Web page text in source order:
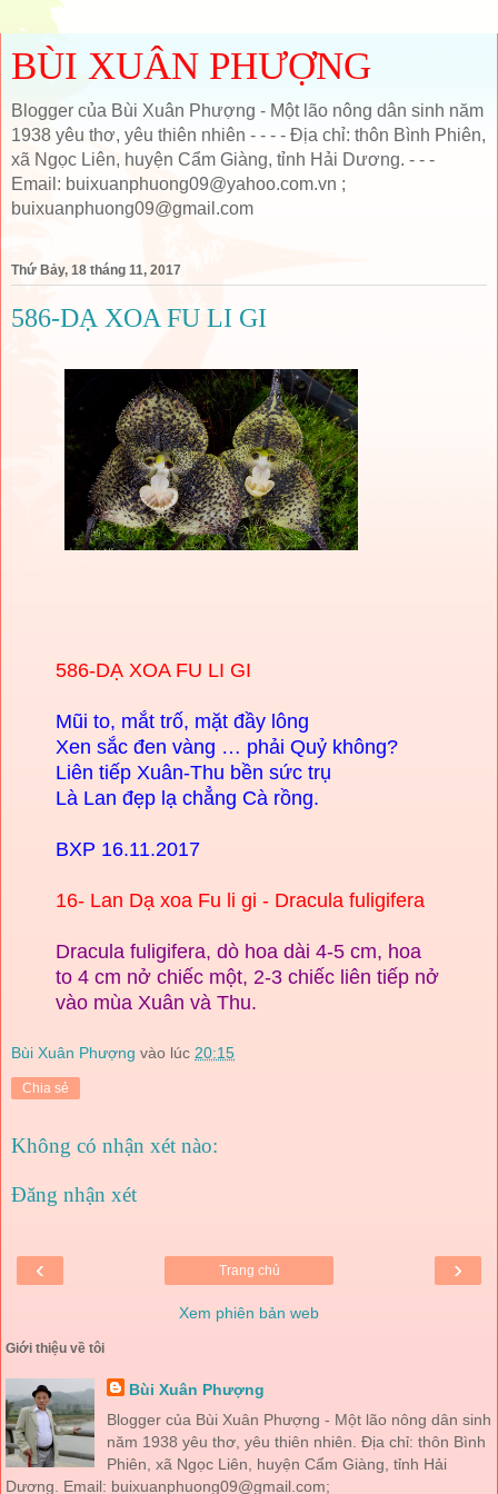
BÙI XUÂN PHƯỢNG
Blogger của Bùi Xuân Phượng - Một lão nông dân sinh năm
1938 yêu thơ, yêu thiên nhiên - - - - Địa chỉ: thôn Bình Phiên,
xã Ngọc Liên, huyện Cẩm Giàng, tỉnh Hải Dương. - - -
Email: buixuanphuong09@yahoo.com.vn ;
buixuanphuong09@gmail.com
Thứ Bảy, 18 tháng 11, 2017
586-DẠ XOA FU LI GI
586-DẠ XOA FU LI GI
Mũi to, mắt trố, mặt đầy lông
Xen sắc đen vàng … phải Quỷ không?
Liên tiếp Xuân-Thu bền sức trụ
Là Lan đẹp lạ chẳng Cà rồng.
BXP 16.11.2017
16- Lan Dạ xoa Fu li gi - Dracula fuligifera
Dracula fuligifera, dò hoa dài 4-5 cm, hoa
to 4 cm nở chiếc một, 2-3 chiếc liên tiếp nở
vào mùa Xuân và Thu.
Bùi Xuân Phượng vào lúc 20:15
Chia sẻ
Không có nhận xét nào:
Đăng nhận xét
‹ ›
Trang chủ
Xem phiên bản web
Giới thiệu về tôi
Bùi Xuân Phượng
Blogger của Bùi Xuân Phượng - Một lão nông dân sinh
năm 1938 yêu thơ, yêu thiên nhiên. Địa chỉ: thôn Bình
Phiên, xã Ngọc Liên, huyện Cẩm Giàng, tỉnh Hải
Dương. Email: buixuanphuong09@gmail.com;